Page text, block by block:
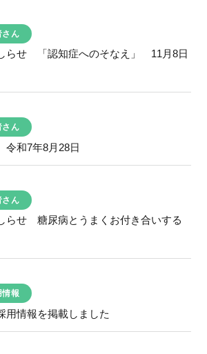
さん
らせ 「認知症へのそなえ」 11月8日
さん
和7年8月28日
さん
らせ 糖尿病とうまくお付き合いする
情報
用情報を掲載しました